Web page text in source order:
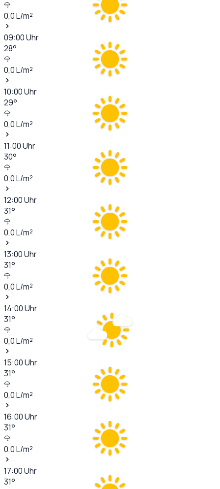
0,0L/m²
09:00Uhr
28°
0,0L/m²
10:00Uhr
29°
0,0L/m²
11:00Uhr
30°
0,0L/m²
12:00Uhr
31°
0,0L/m²
13:00Uhr
31°
0,0L/m²
14:00Uhr
31°
0,0L/m²
15:00Uhr
31°
0,0L/m²
16:00Uhr
31°
0,0L/m²
17:00Uhr
31°